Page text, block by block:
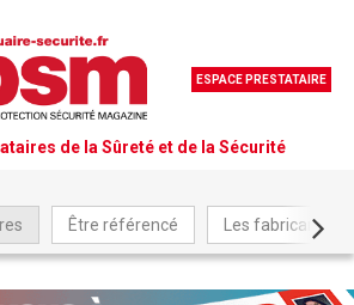
ESPACE PRESTATAIRE
de la Sûreté et de la Sécurité
Être référencé Les fabricants